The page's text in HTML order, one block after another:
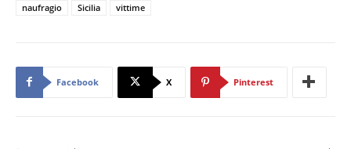
naufragio
Sicilia vittime
Facebook X Pinterest